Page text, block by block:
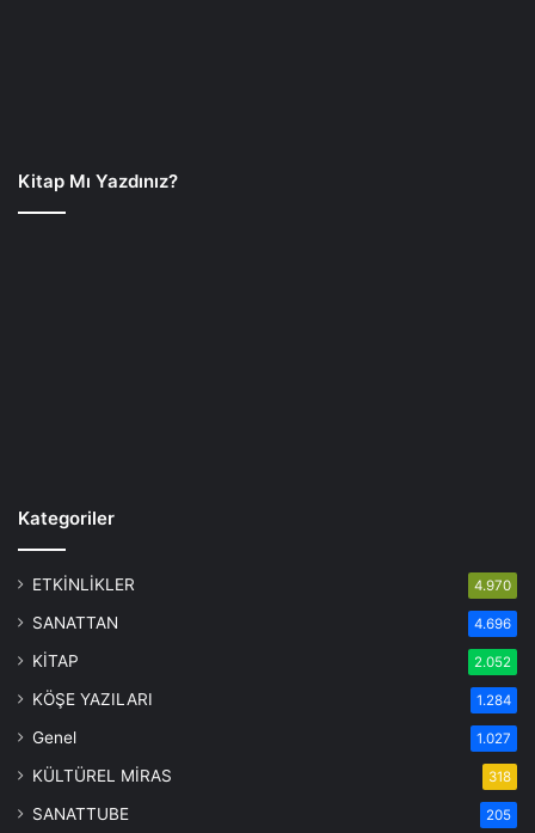
Kitap Mı Yazdınız?
Kategoriler
ETKİNLİKLER 4.970
SANATTAN 4.696
KİTAP 2.052
KÖŞE YAZILARI 1.284
Genel 1.027
KÜLTÜREL MİRAS 318
SANATTUBE 205